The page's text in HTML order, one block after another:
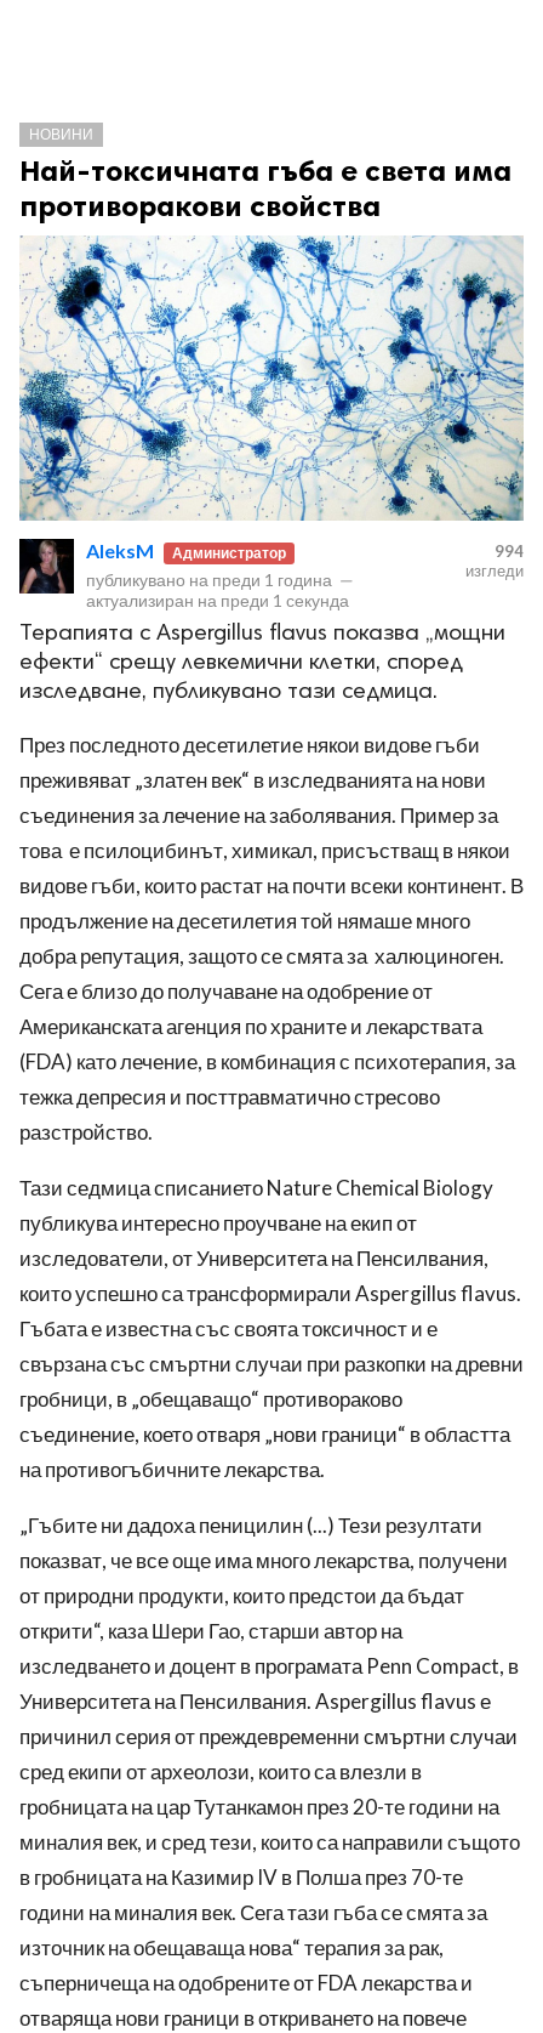
НОВИНИ
Най-токсичната гъба е света има
противоракови свойства
AleksM Администратор
публикувано на преди 1 година —
актуализиран на преди 1 секунда
994
изгледи
Терапията с Aspergillus flavus показва „мощни
ефекти“ срещу левкемични клетки, според
изследване, публикувано тази седмица.
През последното десетилетие някои видове гъби
преживяват „златен век“ в изследванията на нови
съединения за лечение на заболявания. Пример за
това е псилоцибинът, химикал, присъстващ в някои
видове гъби, които растат на почти всеки континент. В
продължение на десетилетия той нямаше много
добра репутация, защото се смята за халюциноген.
Сега е близо до получаване на одобрение от
Американската агенция по храните и лекарствата
(FDA) като лечение, в комбинация с психотерапия, за
тежка депресия и посттравматично стресово
разстройство.
Тази седмица списанието Nature Chemical Biology
публикува интересно проучване на екип от
изследователи, от Университета на Пенсилвания,
които успешно са трансформирали Aspergillus flavus.
Гъбата е известна със своята токсичност и е
свързана със смъртни случаи при разкопки на древни
гробници, в „обещаващо“ противораково
съединение, което отваря „нови граници“ в областта
на противогъбичните лекарства.
„Гъбите ни дадоха пеницилин (...) Тези резултати
показват, че все още има много лекарства, получени
от природни продукти, които предстои да бъдат
открити“, каза Шери Гао, старши автор на
изследването и доцент в програмата Penn Compact, в
Университета на Пенсилвания. Aspergillus flavus е
причинил серия от преждевременни смъртни случаи
сред екипи от археолози, които са влезли в
гробницата на цар Тутанкамон през 20-те години на
миналия век, и сред тези, които са направили същото
в гробницата на Казимир IV в Полша през 70-те
години на миналия век. Сега тази гъба се смята за
източник на обещаваща нова“ терапия за рак,
съперничеща на одобрените от FDA лекарства и
отваряща нови граници в откриването на повече